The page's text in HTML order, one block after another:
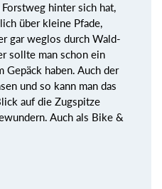
hinter sich hat,
über kleine Pfade,
gar weglos durch Wald-
sollte man schon ein
haben. Auch der
und so kann man das
auf die Zugspitze
Auch als Bike &